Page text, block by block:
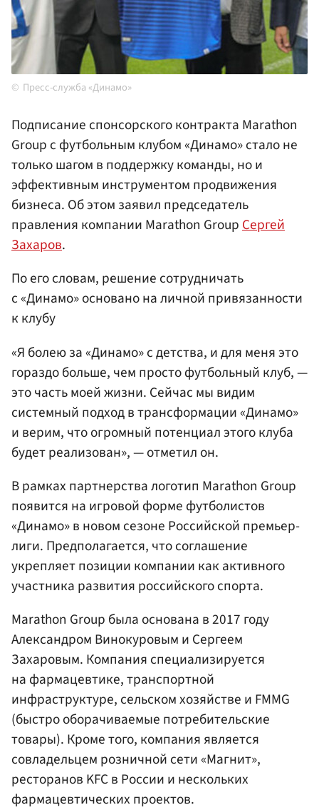
Пресс-служба «Динамо»
Подписание спонсорского контракта Marathon
Group с футбольным клубом «Динамо» стало не
только шагом в поддержку команды, но и
эффективным инструментом продвижения
бизнеса. Об этом заявил председатель
правления компании Marathon GroupСергей
Захаров.
По его словам, решение сотрудничать
с «Динамо» основано на личной привязанности
к клубу
«Я болею за «Динамо» с детства, и для меня это
гораздо больше, чем просто футбольный клуб, —
это часть моей жизни. Сейчас мы видим
системный подход в трансформации «Динамо»
и верим, что огромный потенциал этого клуба
будет реализован», — отметил он.
В рамках партнерства логотип Marathon Group
появится на игровой форме футболистов
«Динамо» в новом сезоне Российской премьер-
лиги. Предполагается, что соглашение
укрепляет позиции компании как активного
участника развития российского спорта.
Marathon Group была основана в 2017 году
Александром Винокуровым и Сергеем
Захаровым. Компания специализируется
на фармацевтике, транспортной
инфраструктуре, сельском хозяйстве и FMMG
(быстро оборачиваемые потребительские
товары). Кроме того, компания является
совладельцем розничной сети «Магнит»,
ресторанов KFC в России и нескольких
фармацевтических проектов.